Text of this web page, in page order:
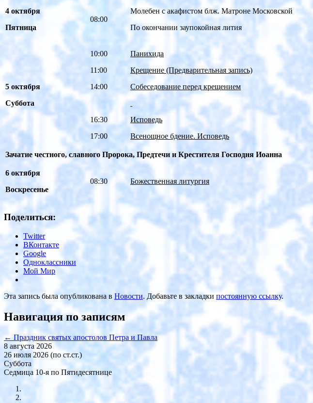
4 октября
Пятница
08:00
Молебен с акафистом блж. Матроне Московской
По окончании заупокойная лития
5 октября
Суббота
10:00
11:00
14:00
16:30
17:00
Панихида
Крещение (Предварительная запись)
Собеседование перед крещением
Исповедь
Всенощное бдение. Исповедь
Зачатие честного, славного Пророка, Предтечи и Крестителя Господня Иоанна
6 октября
Воскресенье
08:30 Божественная литургия
Поделиться:
Twitter
ВКонтакте
Google
Одноклассники
Мой Мир
Эта запись была опубликована в Новости. Добавьте в закладки постоянную ссылку.
Навигация по записям
←Праздник святых апостолов Петра и Павла
8 августа 2026
26 июля 2026 (по ст.ст.)
Суббота
Седмица 10-я по Пятидесятнице